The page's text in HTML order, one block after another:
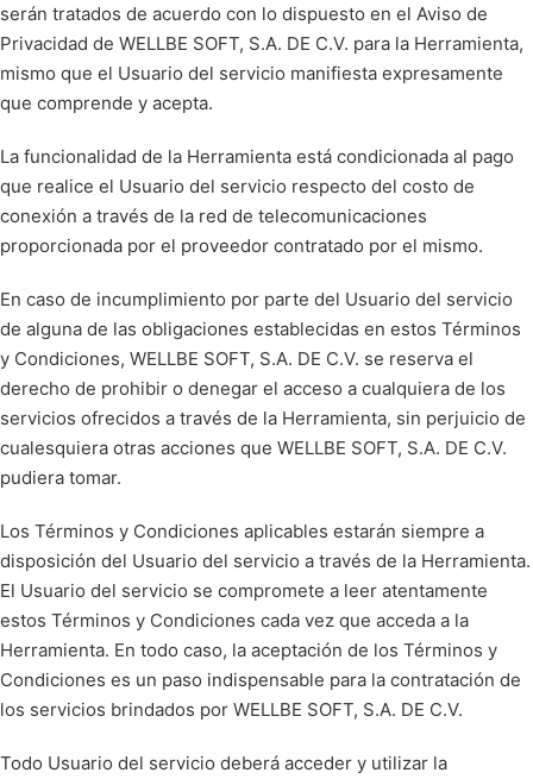
serán tratados de acuerdo con lo dispuesto en el Aviso de
Privacidad de WELLBE SOFT, S.A. DE C.V. para la Herramienta,
mismo que el Usuario del servicio manifiesta expresamente
que comprende y acepta.
La funcionalidad de la Herramienta está condicionada al pago
que realice el Usuario del servicio respecto del costo de
conexión a través de la red de telecomunicaciones
proporcionada por el proveedor contratado por el mismo.
En caso de incumplimiento por parte del Usuario del servicio
de alguna de las obligaciones establecidas en estos Términos
y Condiciones, WELLBE SOFT, S.A. DE C.V. se reserva el
derecho de prohibir o denegar el acceso a cualquiera de los
servicios ofrecidos a través de la Herramienta, sin perjuicio de
cualesquiera otras acciones que WELLBE SOFT, S.A. DE C.V.
pudiera tomar.
Los Términos y Condiciones aplicables estarán siempre a
disposición del Usuario del servicio a través de la Herramienta.
El Usuario del servicio se compromete a leer atentamente
estos Términos y Condiciones cada vez que acceda a la
Herramienta. En todo caso, la aceptación de los Términos y
Condiciones es un paso indispensable para la contratación de
los servicios brindados por WELLBE SOFT, S.A. DE C.V.
Todo Usuario del servicio deberá acceder y utilizar la